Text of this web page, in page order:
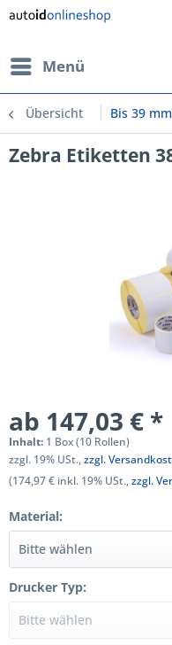
Menü
Übersicht Bis 39
Zebra Etiketten
ab 147,03 € *
Inhalt: 1 Box (10 Rollen)
zzgl. 19% USt.,zzgl.
(174,97 € inkl. 19% USt.,zzgl.
Material:
Drucker Typ: